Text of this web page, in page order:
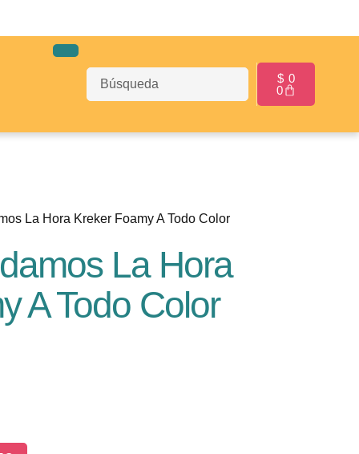
$ 0
0
La Hora Kreker Foamy A Todo Color
La Hora
A Todo Color